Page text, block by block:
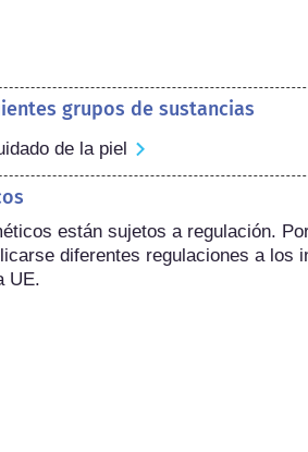
grupos de sustancias
de la piel
están sujetos a regulación.
diferentes regulaciones a los
UE.